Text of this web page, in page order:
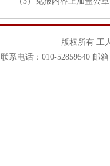
版权所有 工
联系电话：010-52859540 邮